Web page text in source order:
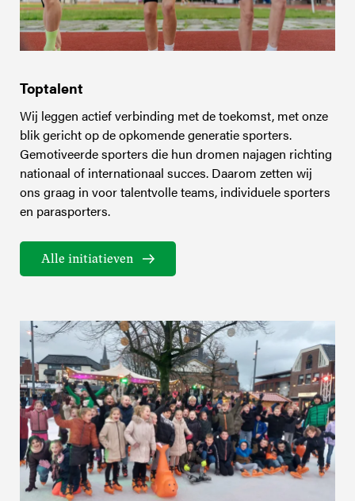
Toptalent
Wij leggen actief verbinding met de toekomst, met onze
blik gericht op de opkomende generatie sporters.
Gemotiveerde sporters die hun dromen najagen richting
nationaal of internationaal succes. Daarom zetten wij
ons graag in voor talentvolle teams, individuele sporters
en parasporters.
Alle initiatieven